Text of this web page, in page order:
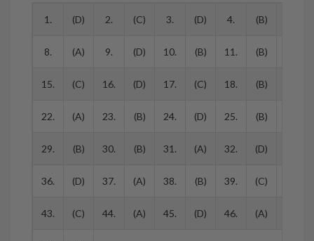
1. (D) 2. (C) 3. (D) 4. (B)
8. (A) 9. (D) 10. (B) 11. (B)
15. (C) 16. (D) 17. (C) 18. (B)
22. (A) 23. (B) 24. (D) 25. (B)
29. (B) 30. (B) 31. (A) 32. (D)
36. (D) 37. (A) 38. (B) 39. (C)
43. (C) 44. (A) 45. (D) 46. (A)